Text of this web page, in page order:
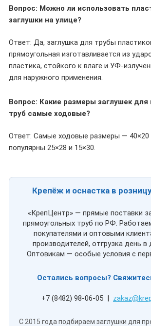
Вопрос: Можно ли использовать
заглушки на улице?
Ответ: Да, заглушка для трубы
прямоугольная изготавливается из
пластика, стойкого к влаге и УФ-
для наружного применения.
Вопрос: Какие размеры заглушек для
труб самые ходовые?
Ответ: Самые ходовые размеры — 40×20
популярны 25×28 и 15×30.
Крепёж и оснастка в
«КрепЦентр» — прямые поставки
прямоугольных труб по РФ.
покупателями и оптовыми
производителей, отгрузка день
Оптовикам — особые условия с
Остались вопросы?
+7 (8482) 98-06-05 |
С 2015 года подбираем заглушки для